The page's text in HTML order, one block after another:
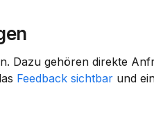
Dazu gehören direkte
Feedback sichtbar und